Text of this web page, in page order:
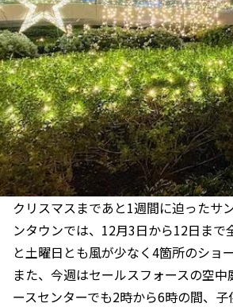
クリスマスまであと1週間に迫ったサ
ンタウンでは、12月3日から12日ま
と土曜日とも風が少なく4箇所のショ
また、今週はセールスフォースの空中
ースセンターでも2時から6時の間、子